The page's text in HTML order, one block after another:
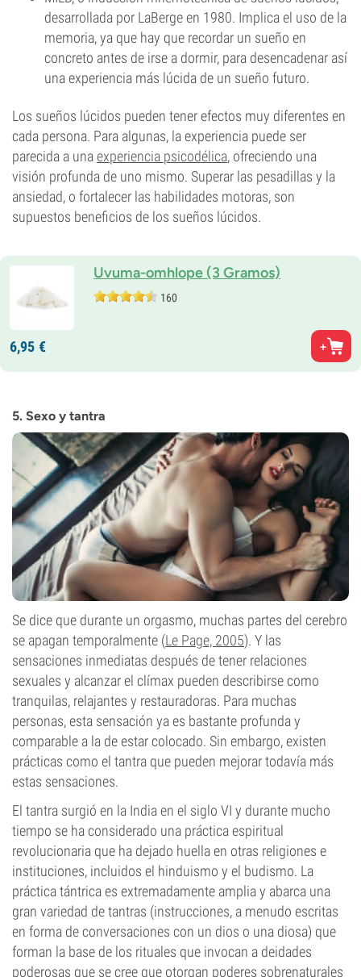
desarrollada por LaBerge en 1980. Implica el uso de la
memoria, ya que hay que recordar un sueño en
concreto antes de irse a dormir, para desencadenar así
una experiencia más lúcida de un sueño futuro.
Los sueños lúcidos pueden tener efectos muy diferentes en
cada persona. Para algunas, la experiencia puede ser
parecida a unaexperiencia psicodélica, ofreciendo una
visión profunda de uno mismo. Superar las pesadillas y la
ansiedad, o fortalecer las habilidades motoras, son
supuestos beneficios de los sueños lúcidos.
Uvuma-omhlope (3 Gramos)
160
6,95 €
5. Sexo y tantra
Se dice que durante un orgasmo, muchas partes del cerebro
se apagan temporalmente (Le Page, 2005). Y las
sensaciones inmediatas después de tener relaciones
sexuales y alcanzar el clímax pueden describirse como
tranquilas, relajantes y restauradoras. Para muchas
personas, esta sensación ya es bastante profunda y
comparable a la de estar colocado. Sin embargo, existen
prácticas como el tantra que pueden mejorar todavía más
estas sensaciones.
El tantra surgió en la India en el siglo VI y durante mucho
tiempo se ha considerado una práctica espiritual
revolucionaria que ha dejado huella en otras religiones e
instituciones, incluidos el hinduismo y el budismo. La
práctica tántrica es extremadamente amplia y abarca una
gran variedad de tantras (instrucciones, a menudo escritas
en forma de conversaciones con un dios o una diosa) que
forman la base de los rituales que invocan a deidades
poderosas que se cree que otorgan poderes sobrenaturales